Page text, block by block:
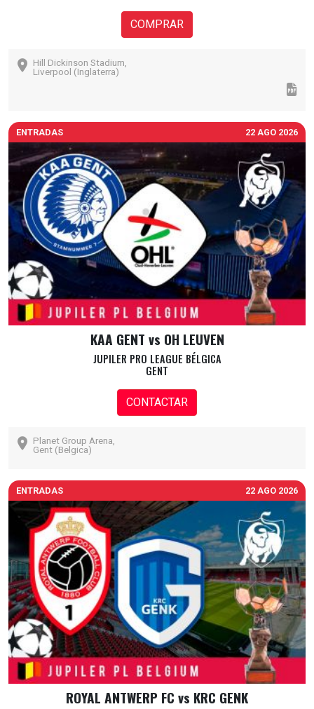
COMPRAR
Hill Dickinson Stadium,
Liverpool (Inglaterra)
ENTRADAS 22 AGO 2026
KAA GENT vs OH LEUVEN
JUPILER PRO LEAGUE BÉLGICA
GENT
CONTACTAR
Planet Group Arena,
Gent (Belgica)
ENTRADAS 22 AGO 2026
ROYAL ANTWERP FC vs KRC GENK